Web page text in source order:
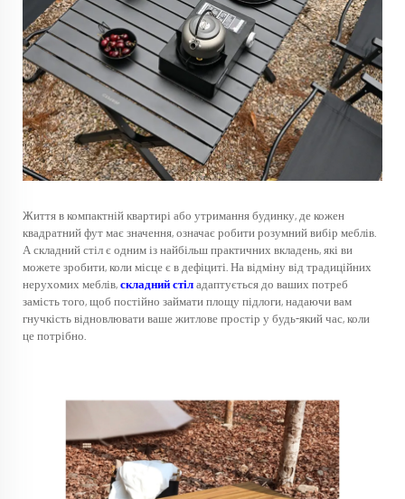
Життя в компактній квартирі або утримання будинку, де кожен
квадратний фут має значення, означає робити розумний вибір меблів.
А складний стіл є одним із найбільш практичних вкладень, які ви
можете зробити, коли місце є в дефіциті. На відміну від традиційних
нерухомих меблів, складний стіл адаптується до ваших потреб
замість того, щоб постійно займати площу підлоги, надаючи вам
гнучкість відновлювати ваше житлове простір у будь-який час, коли
це потрібно.